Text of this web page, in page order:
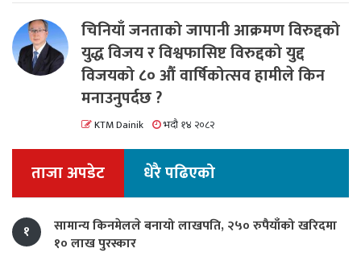
चिनियाँ जनताको जापानी आक्रमण विरुद्दको
युद्ध विजय र विश्वफासिष्ट विरुद्दको युद्द
विजयको ८० औं वार्षिकोत्सव हामीले किन
मनाउनुपर्दछ ?
KTM Dainik भदौ १४ २०८२
ताजा अपडेट धेरै पढिएको
१
सामान्य किनमेलले बनायो लाखपति, २५० रुपैयाँको खरिदमा
१० लाख पुरस्कार